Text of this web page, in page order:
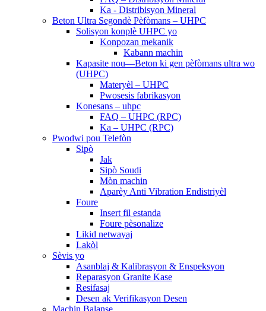
Ka - Distribisyon Mineral
Beton Ultra Segondè Pèfòmans – UHPC
Solisyon konplè UHPC yo
Konpozan mekanik
Kabann machin
Kapasite nou—Beton ki gen pèfòmans ultra wo
(UHPC)
Materyèl – UHPC
Pwosesis fabrikasyon
Konesans – uhpc
FAQ – UHPC (RPC)
Ka – UHPC (RPC)
Pwodwi pou Telefòn
Sipò
Jak
Sipò Soudi
Mòn machin
Aparèy Anti Vibration Endistriyèl
Foure
Insert fil estanda
Foure pèsonalize
Likid netwayaj
Lakòl
Sèvis yo
Asanblaj & Kalibrasyon & Enspeksyon
Reparasyon Granite Kase
Resifasaj
Desen ak Verifikasyon Desen
Machin Balanse